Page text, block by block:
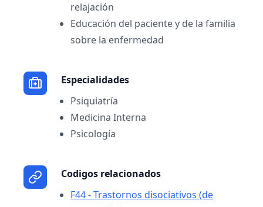
relajación
Educación del paciente y de la familia
sobre la enfermedad
Especialidades
Psiquiatría
Medicina Interna
Psicología
Codigos relacionados
F44 - Trastornos disociativos (de